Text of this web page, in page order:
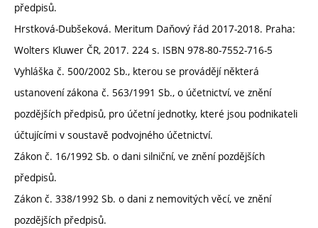
předpisů.
Hrstková-Dubšeková. Meritum Daňový řád 2017-2018. Praha:
Wolters Kluwer ČR, 2017. 224 s. ISBN 978-80-7552-716-5
Vyhláška č. 500/2002 Sb., kterou se provádějí některá
ustanovení zákona č. 563/1991 Sb., o účetnictví, ve znění
pozdějších předpisů, pro účetní jednotky, které jsou podnikateli
účtujícími v soustavě podvojného účetnictví.
Zákon č. 16/1992 Sb. o dani silniční, ve znění pozdějších
předpisů.
Zákon č. 338/1992 Sb. o dani z nemovitých věcí, ve znění
pozdějších předpisů.